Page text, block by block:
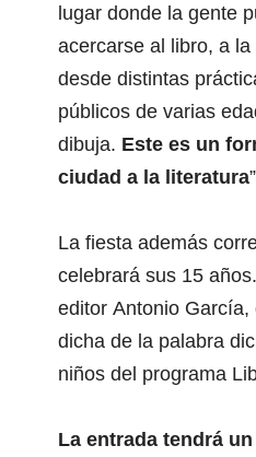
lugar donde la gente
acercarse al libro, a
desde distintas
públicos de varias
dibuja. Este es un
ciudad a la literatura
La fiesta además
celebrará sus 15
editor Antonio
dicha de la palabra
niños del programa
La entrada tendrá